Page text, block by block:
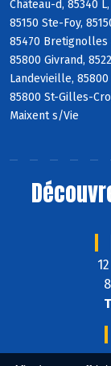
Château-d, 85340
85150 Ste-Foy,
85470 Bretignolles
85800 Givrand,
Landevieille,
85800 St-Gilles-
Maixent s/Vie